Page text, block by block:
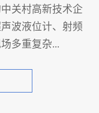
关村高新技术企
波液位计、射频
多重复杂...